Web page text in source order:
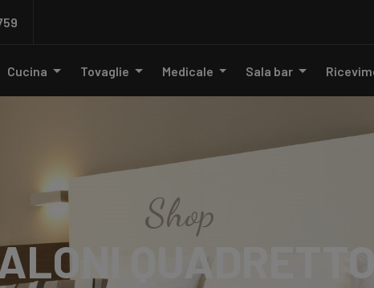
Cucina Tovaglie Medicale Sala bar
Shop
QUADRETTO